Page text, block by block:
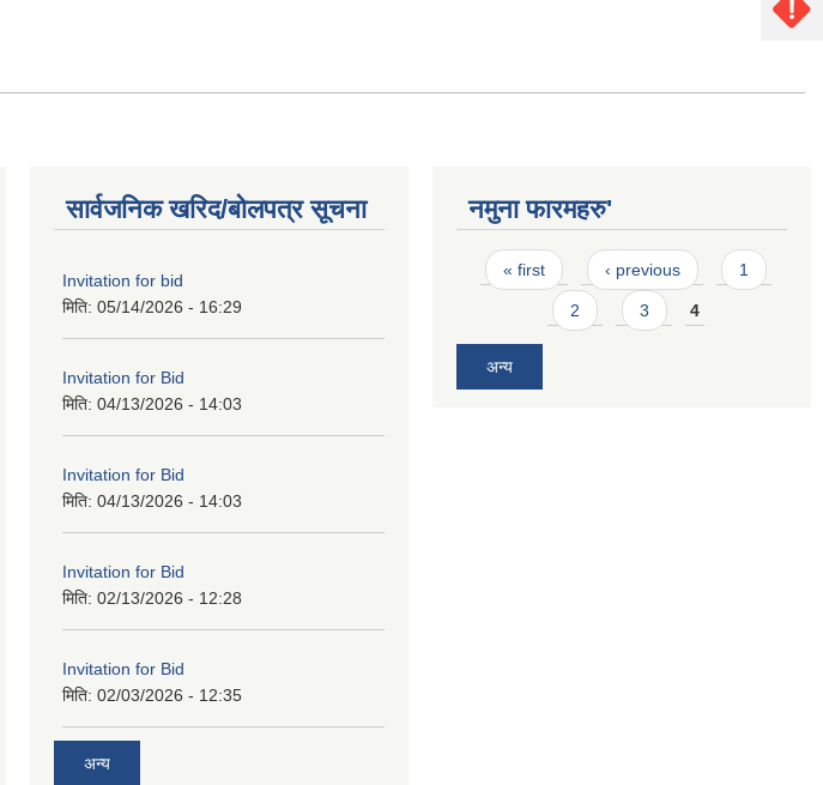
सार्वजनिक खरिद/बोलपत्र सूचना
Invitation for bid
मिति: 05/14/2026 - 16:29
Invitation for Bid
मिति: 04/13/2026 - 14:03
Invitation for Bid
मिति: 04/13/2026 - 14:03
Invitation for Bid
मिति: 02/13/2026 - 12:28
Invitation for Bid
मिति: 02/03/2026 - 12:35
अन्य
नमुना फारमहरु'
Pages
« first ‹ previous 1
2 3 4
अन्य